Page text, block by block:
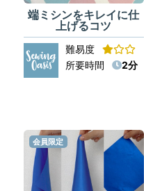
端ミシンをキレイに仕
上げるコツ
難易度
所要時間
2分
会員限定